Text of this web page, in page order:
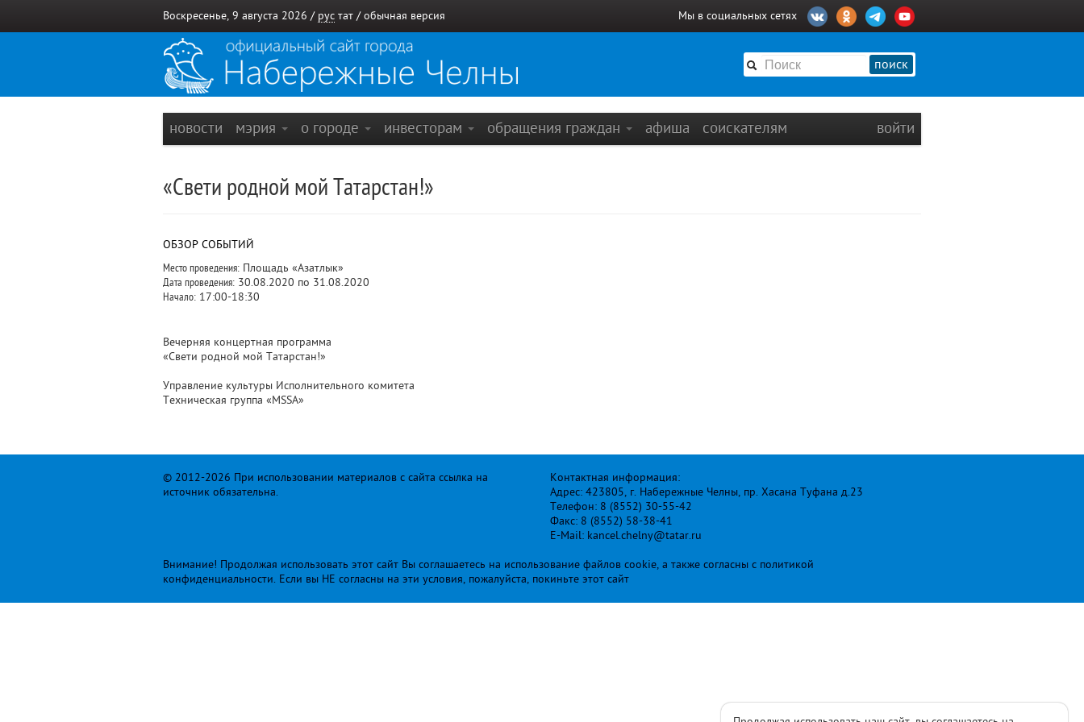
Воскресенье, 9 августа 2026 / рус тат / обычная версия Мы в социальных сетях
поиск
новости мэрия о городе инвесторам обращения граждан афиша соискателям войти
«Свети родной мой Татарстан!»
ОБЗОР СОБЫТИЙ
Место проведения: Площадь «Азатлык»
Дата проведения: 30.08.2020 по 31.08.2020
Начало: 17:00-18:30
Вечерняя концертная программа
«Свети родной мой Татарстан!»
Управление культуры Исполнительного комитета
Техническая группа «MSSA»
© 2012-2026 При использовании материалов с сайта ссылка на
источник обязательна.
Контактная информация:
Адрес: 423805, г. Набережные Челны, пр. Хасана Туфана д.23
Телефон: 8 (8552) 30-55-42
Факс: 8 (8552) 58-38-41
E-Mail: kancel.chelny@tatar.ru
Внимание! Продолжая использовать этот сайт Вы соглашаетесь на использование файлов cookie, а также согласны с политикой
конфиденциальности. Если вы НЕ согласны на эти условия, пожалуйста, покиньте этот сайт